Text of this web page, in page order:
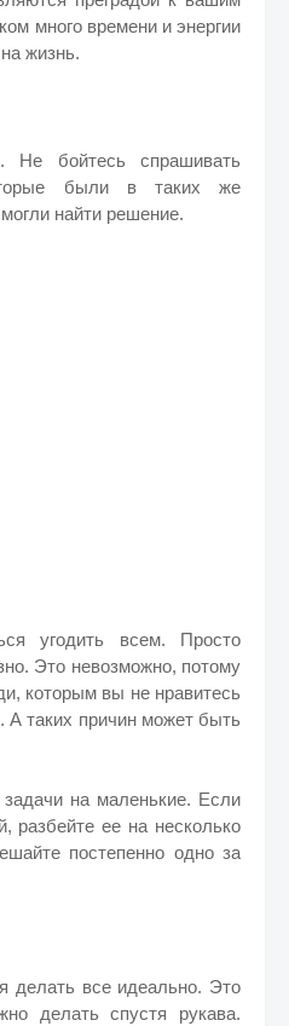
много времени и энергии
жизнь.
Не бойтесь спрашивать
были в таких же
найти решение.
угодить всем. Просто
Это невозможно, потому
которым вы не нравитесь
А таких причин может быть
на маленькие. Если
разбейте ее на несколько
постепенно одно за
делать все идеально. Это
делать спустя рукава.